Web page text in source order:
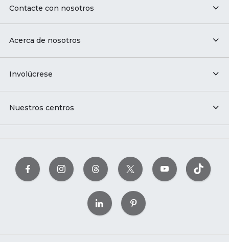
Contacte con nosotros
Acerca de nosotros
Involúcrese
Nuestros centros